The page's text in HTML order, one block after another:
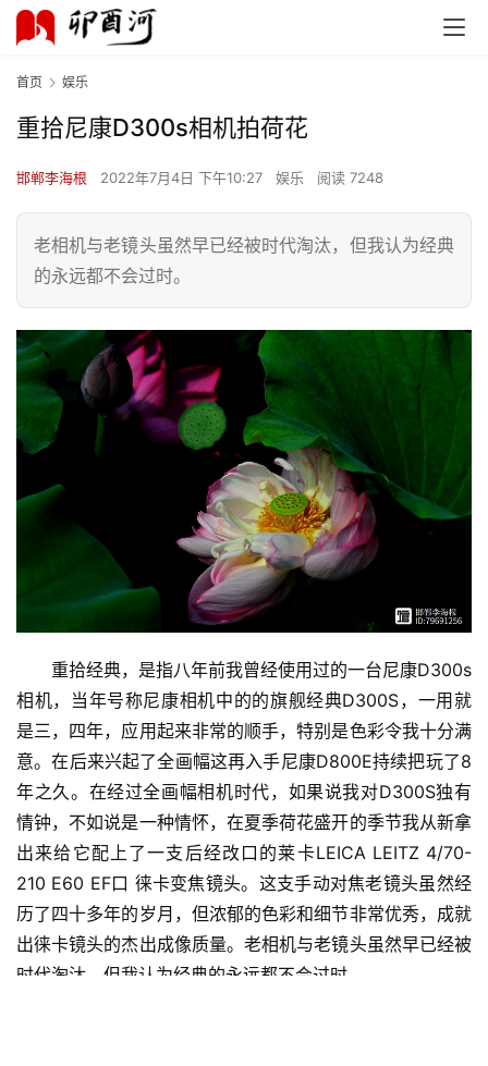
首
文
化
活
情
游
专
题
更
多
注册
首页 娱乐
重拾尼康D300s相机拍荷花
邯郸李海根 2022年7月4日 下午10:27 娱乐 阅读 7248
老相机与老镜头虽然早已经被时代淘汰，但我认为经典
的永远都不会过时。
重拾经典，是指八年前我曾经使用过的一台尼康D300s
相机，当年号称尼康相机中的的旗舰经典D300S，一用就
是三，四年，应用起来非常的顺手，特别是色彩令我十分满
意。在后来兴起了全画幅这再入手尼康D800E持续把玩了8
年之久。在经过全画幅相机时代，如果说我对D300S独有
情钟，不如说是一种情怀，在夏季荷花盛开的季节我从新拿
出来给它配上了一支后经改口的莱卡LEICA LEITZ 4/70-
210 E60 EF口 徕卡变焦镜头。这支手动对焦老镜头虽然经
历了四十多年的岁月，但浓郁的色彩和细节非常优秀，成就
出徕卡镜头的杰出成像质量。老相机与老镜头虽然早已经被
时代淘汰，但我认为经典的永远都不会过时。